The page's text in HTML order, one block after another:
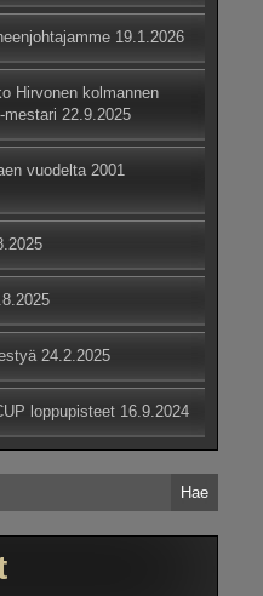
19.1.2026
Hirvonen kolmannen
mestari 22.9.2025
vuodelta 2001
24.2.2025
loppupisteet 16.9.2024